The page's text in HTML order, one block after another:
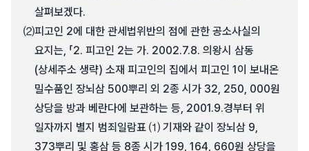
살펴보겠다.
⑵피고인 2에 대한 관세법위반의 점에 관한 공소사실의
요지는, 「2. 피고인 2는 가. 2002.7.8. 의왕시 삼동
(상세주소 생략) 소재 피고인의 집에서 피고인 1이 보내온
밀수품인 장뇌삼 500뿌리 외 2종 시가 32, 250, 000원
상당을 방과 베란다에 보관하는 등, 2001.9.경부터 위
일자까지 별지 범죄일람표 ⑴ 기재와 같이 장뇌삼 9,
373뿌리 및 홍삼 등 8종 시가 199, 164, 660원 상당을